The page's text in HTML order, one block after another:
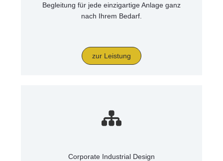
Begleitung für jede einzigartige Anlage ganz
nach Ihrem Bedarf.
zur Leistung
Corporate Industrial Design